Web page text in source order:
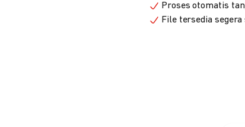
Proses otomatis
File tersedia